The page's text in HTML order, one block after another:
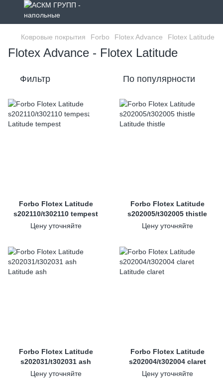
Ковровые покрытия Forbo Flotex Advance Flotex Latitude
Flotex Advance - Flotex Latitude
Фильтр По популярности
Forbo Flotex Latitude
s202110/t302110 tempest
Цену уточняйте
Forbo Flotex Latitude
s202005/t302005 thistle
Цену уточняйте
Forbo Flotex Latitude
s202031/t302031 ash
Цену уточняйте
Forbo Flotex Latitude
s202004/t302004 claret
Цену уточняйте